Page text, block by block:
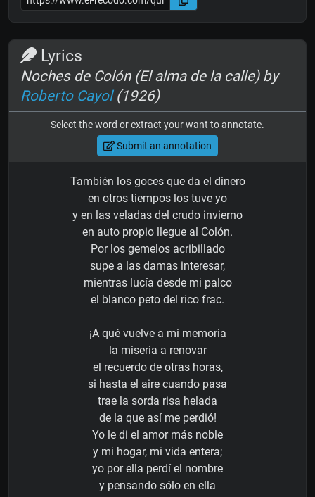
Lyrics
Noches de Colón (El alma de la calle) by
Roberto Cayol(1926)
Select the word or extract your want to annotate.
Submit an annotation
También los goces que da el dinero
en otros tiempos los tuve yo
y en las veladas del crudo invierno
en auto propio llegue al Colón.
Por los gemelos acribillado
supe a las damas interesar,
mientras lucía desde mi palco
el blanco peto del rico frac.
¡A qué vuelve a mi memoria
la miseria a renovar
el recuerdo de otras horas,
si hasta el aire cuando pasa
trae la sorda risa helada
de la que así me perdió!
Yo le di el amor más noble
y mi hogar, mi vida entera;
yo por ella perdí el nombre
y pensando sólo en ella